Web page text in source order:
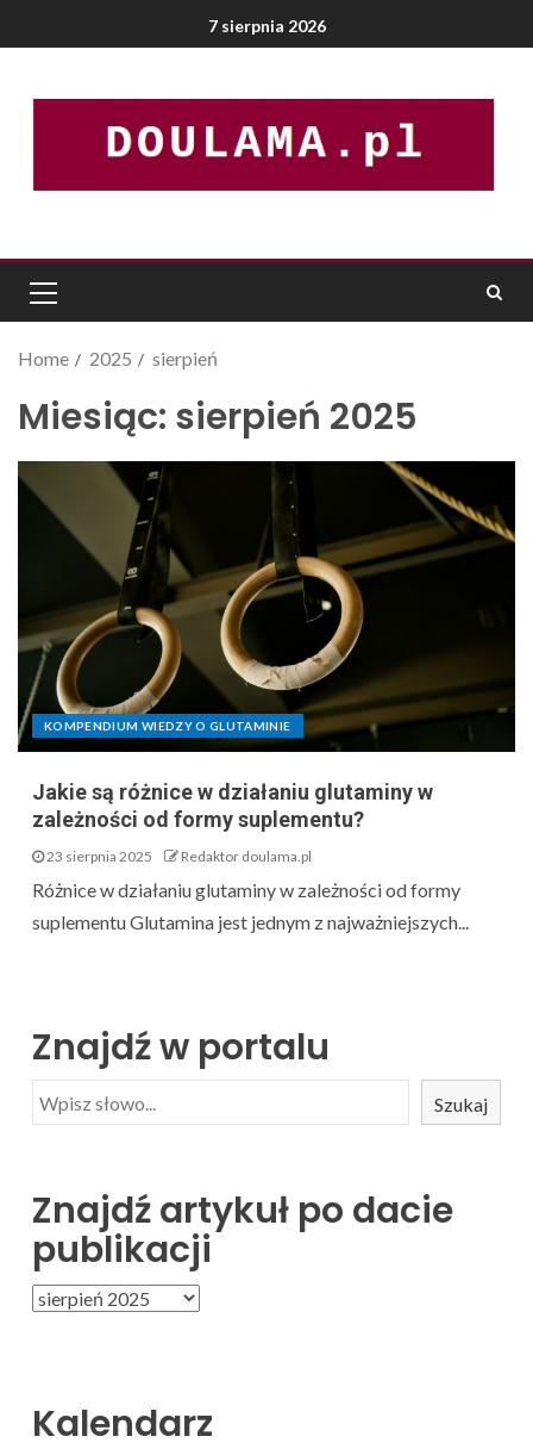
7 sierpnia 2026
Home 2025 sierpień
Miesiąc: sierpień 2025
KOMPENDIUM WIEDZY O GLUTAMINIE
Jakie są różnice w działaniu glutaminy w
zależności od formy suplementu?
23 sierpnia 2025 Redaktor doulama.pl
Różnice w działaniu glutaminy w zależności od formy
suplementu Glutamina jest jednym z najważniejszych...
Znajdź w portalu
Szukaj
Znajdź artykuł po dacie
publikacji
Kalendarz